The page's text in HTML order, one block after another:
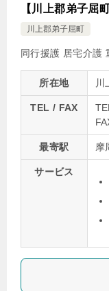
【川上郡弟子屈
川上郡弟子屈町
同行援護 居宅介護
所在地
TEL / FAX
最寄駅 摩
サービス